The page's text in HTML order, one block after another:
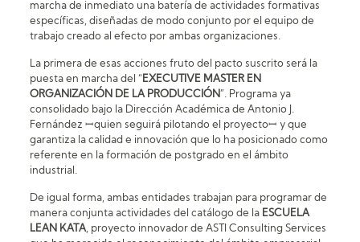
marcha de inmediato una batería de actividades formativas
específicas, diseñadas de modo conjunto por el equipo de
trabajo creado al efecto por ambas organizaciones.
La primera de esas acciones fruto del pacto suscrito será la
puesta en marcha del “ EXECUTIVE MASTER EN
ORGANIZACIÓN DE LA PRODUCCIÓN”. Programa ya
consolidado bajo la Dirección Académica de Antonio J.
Fernández ꟷquien seguirá pilotando el proyectoꟷ y que
garantiza la calidad e innovación que lo ha posicionado como
referente en la formación de postgrado en el ámbito
industrial.
De igual forma, ambas entidades trabajan para programar de
manera conjunta actividades del catálogo de la ESCUELA
LEAN KATA, proyecto innovador de ASTI Consulting Services